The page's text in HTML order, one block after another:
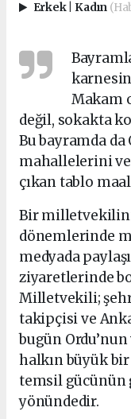
Erkek Kadın
Makam
değil, sokakta
Bu bayramda
mahallelerini ve
çıkan tablo
Bir
dönemlerinde
medyada
ziyaretlerinde
Milletvekili;
takipçisi ve
bugün
halkın büyük
temsil gücünün
yönündedir.